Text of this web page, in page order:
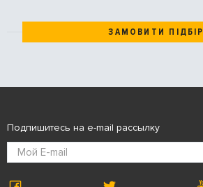
ЗАМОВИТИ ПІДБІР
Подпишитесь на e-mail рассылку